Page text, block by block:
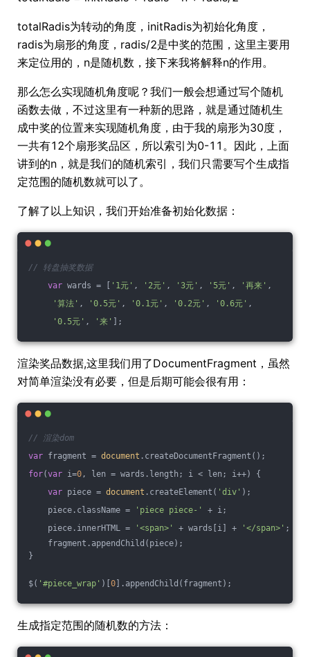
totalRadis为转动的角度，initRadis为初始化角度，
radis为扇形的角度，radis/2是中奖的范围，这里主要用
来定位用的，n是随机数，接下来我将解释n的作用。
那么怎么实现随机角度呢？我们一般会想通过写个随机
函数去做，不过这里有一种新的思路，就是通过随机生
成中奖的位置来实现随机角度，由于我的扇形为30度，
一共有12个扇形奖品区，所以索引为0-11。因此，上面
讲到的n，就是我们的随机索引，我们只需要写个生成指
定范围的随机数就可以了。
了解了以上知识，我们开始准备初始化数据：
// 转盘抽奖数据
var wards = [ '1元' , '2元' , '3元' , '5元' , '再来' ,
'算法' , '0.5元' , '0.1元' , '0.2元' , '0.6元' ,
'0.5元' , '来' ];
渲染奖品数据,这里我们用了DocumentFragment，虽然
对简单渲染没有必要，但是后期可能会很有用：
// 渲染dom
var fragment = document .createDocumentFragment();
for(var i=0, len = wards.length; i < len; i++) {
var piece = document .createElement( 'div' );
piece.className =
'piece piece-'
+ i;
piece.innerHTML =
'<span>' + wards[i] + '</span>' ;
fragment.appendChild(piece);
}
$( '#piece_wrap' )[ 0 ].appendChild(fragment);
生成指定范围的随机数的方法：